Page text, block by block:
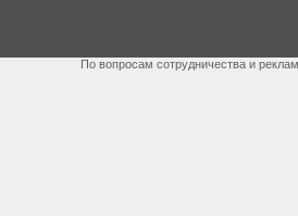
По вопросам сотрудничества и